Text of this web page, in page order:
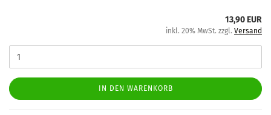
13,90 EUR
inkl. 20% MwSt. zzgl. Versand
IN DEN WARENKORB